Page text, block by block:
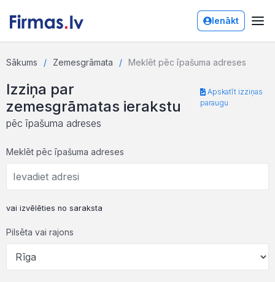
Ienākt
Sākums Zemesgrāmata Meklēt pēc īpašuma adreses
Izziņa par
zemesgrāmatas ierakstu
pēc īpašuma adreses
Apskatīt izziņas
paraugu
Meklēt pēc īpašuma adreses
vai izvēlēties no saraksta
Pilsēta vai rajons